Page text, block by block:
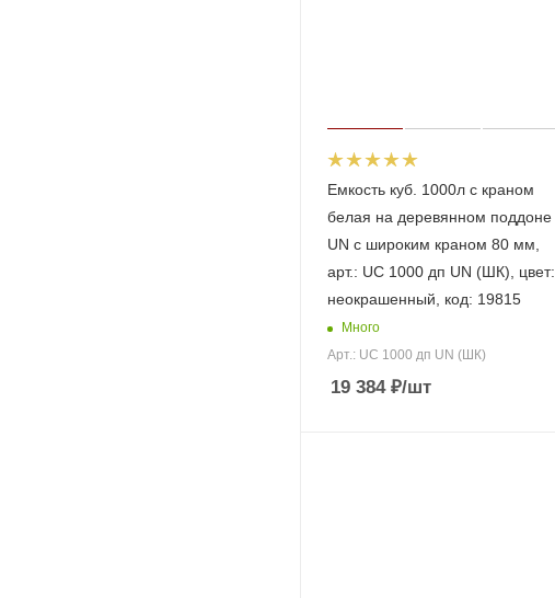
Емкость куб. 1000л с краном
белая на деревянном поддоне
UN с широким краном 80 мм,
арт.: UC 1000 дп UN (ШК), цвет:
неокрашенный, код: 19815
Много
Арт.: UC 1000 дп UN (ШК)
19 384₽/шт